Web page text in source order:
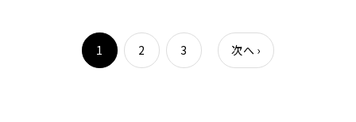
1 2 3 次へ ›